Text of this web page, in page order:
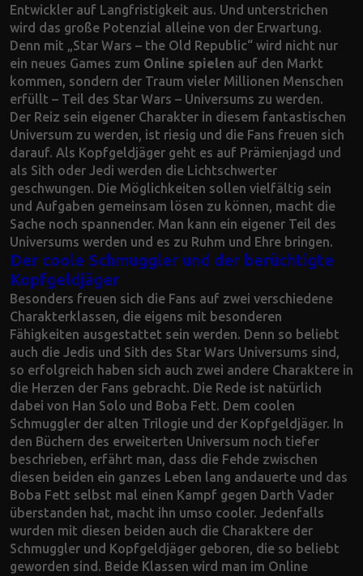
Entwickler auf Langfristigkeit aus. Und unterstrichen
wird das große Potenzial alleine von der Erwartung.
Denn mit „Star Wars – the Old Republic“ wird nicht nur
ein neues Games zum Online spielen auf den Markt
kommen, sondern der Traum vieler Millionen Menschen
erfüllt – Teil des Star Wars – Universums zu werden.
Der Reiz sein eigener Charakter in diesem fantastischen
Universum zu werden, ist riesig und die Fans freuen sich
darauf. Als Kopfgeldjäger geht es auf Prämienjagd und
als Sith oder Jedi werden die Lichtschwerter
geschwungen. Die Möglichkeiten sollen vielfältig sein
und Aufgaben gemeinsam lösen zu können, macht die
Sache noch spannender. Man kann ein eigener Teil des
Universums werden und es zu Ruhm und Ehre bringen.
Der coole Schmuggler und der berüchtigte
Kopfgeldjäger
Besonders freuen sich die Fans auf zwei verschiedene
Charakterklassen, die eigens mit besonderen
Fähigkeiten ausgestattet sein werden. Denn so beliebt
auch die Jedis und Sith des Star Wars Universums sind,
so erfolgreich haben sich auch zwei andere Charaktere in
die Herzen der Fans gebracht. Die Rede ist natürlich
dabei von Han Solo und Boba Fett. Dem coolen
Schmuggler der alten Trilogie und der Kopfgeldjäger. In
den Büchern des erweiterten Universum noch tiefer
beschrieben, erfährt man, dass die Fehde zwischen
diesen beiden ein ganzes Leben lang andauerte und das
Boba Fett selbst mal einen Kampf gegen Darth Vader
überstanden hat, macht ihn umso cooler. Jedenfalls
wurden mit diesen beiden auch die Charaktere der
Schmuggler und Kopfgeldjäger geboren, die so beliebt
geworden sind. Beide Klassen wird man im Online